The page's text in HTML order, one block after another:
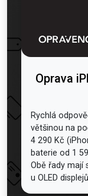
Oprava
Rychlá
většinou na
4 290 Kč
baterie od 1
Obě řady mají
u OLED